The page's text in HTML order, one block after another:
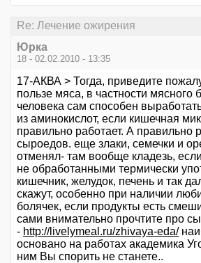
Re: Лечение ожирения
Юрка
18 - 02.02.2010 - 13:35
17-АКВА > Тогда, приведите
пользе мяса, в частности мясного
человека сам способен
из аминокислот, если кишечная
правильно работает. А правильно
сыроедов. еще злаки, семечки и
отменял- там вообще кладезь,
не обработанными термически
кишечник, желудок, печень и так
скажут, особенно при наличии
болячек, если продукты есть
сами внимательно прочтите про
- http://livelymeal.ru/zhivaya-eda/
основано на работах академика
ним Вы спорить не станете..